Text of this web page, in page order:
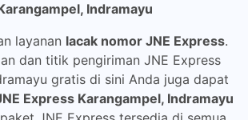
Indramayu
layanan lacak nomor JNE Express.
dan titik pengiriman JNE Express
gratis di sini Anda juga dapat
Express Karangampel, Indramayu